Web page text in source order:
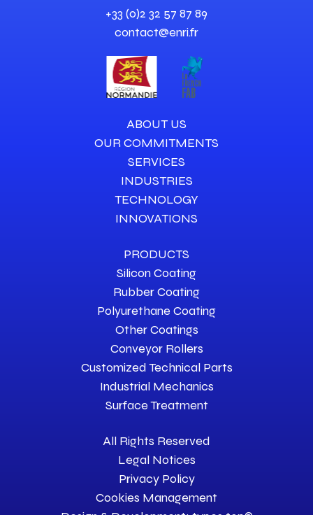
+33 (0)2 32 57 87 89
contact@enri.fr
ABOUT US
OUR COMMITMENTS
SERVICES
INDUSTRIES
TECHNOLOGY
INNOVATIONS
PRODUCTS
Silicon Coating
Rubber Coating
Polyurethane Coating
Other Coatings
Conveyor Rollers
Customized Technical Parts
Industrial Mechanics
Surface Treatment
All Rights Reserved
Legal Notices
Privacy Policy
Cookies Management